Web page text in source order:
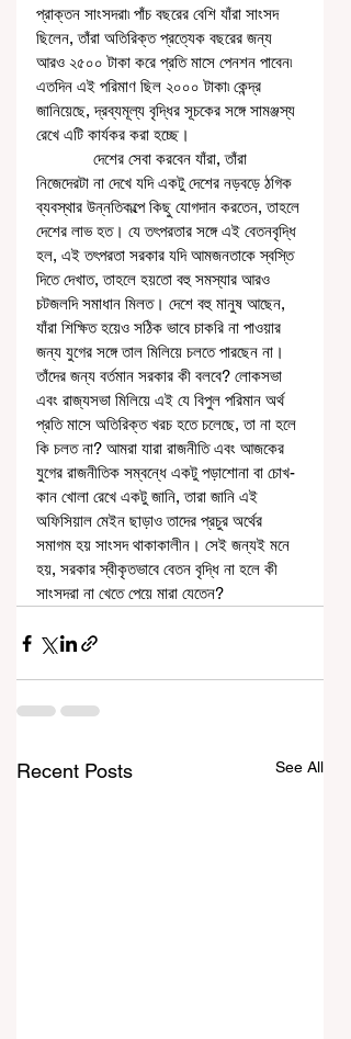
প্রাক্তন সাংসদরা৷ পাঁচ বছরের বেশি যাঁরা সাংসদ
ছিলেন, তাঁরা অতিরিক্ত প্রত্যেক বছরের জন্য
আরও ২৫০০ টাকা করে প্রতি মাসে পেনশন পাবেন৷
এতদিন এই পরিমাণ ছিল ২০০০ টাকা৷ কেন্দ্র
জানিয়েছে, দ্রব্যমূল্য বৃদ্ধির সূচকের সঙ্গে সামঞ্জস্য
রেখে এটি কার্যকর করা হচ্ছে।
নিজেদেরটা না দেখে যদি একটু দেশের নড়বড়ে ঠগিক
ব্যবস্থার উন্নতিকল্পে কিছু যোগদান করতেন, তাহলে
দেশের লাভ হত। যে তৎপরতার সঙ্গে এই বেতনবৃদ্ধি
হল, এই তৎপরতা সরকার যদি আমজনতাকে স্বস্তি
দিতে দেখাত, তাহলে হয়তো বহু সমস্যার আরও
চটজলদি সমাধান মিলত। দেশে বহু মানুষ আছেন,
যাঁরা শিক্ষিত হয়েও সঠিক ভাবে চাকরি না পাওয়ার
জন্য যুগের সঙ্গে তাল মিলিয়ে চলতে পারছেন না।
তাঁদের জন্য বর্তমান সরকার কী বলবে? লোকসভা
এবং রাজ্যসভা মিলিয়ে এই যে বিপুল পরিমান অর্থ
প্রতি মাসে অতিরিক্ত খরচ হতে চলেছে, তা না হলে
কি চলত না? আমরা যারা রাজনীতি এবং আজকের
যুগের রাজনীতিক সম্বন্ধে একটু পড়াশোনা বা চোখ-
কান খোলা রেখে একটু জানি, তারা জানি এই
অফিসিয়াল মেইন ছাড়াও তাদের প্রচুর অর্থের
সমাগম হয় সাংসদ থাকাকালীন। সেই জন্যই মনে
হয়, সরকার স্বীকৃতভাবে বেতন বৃদ্ধি না হলে কী
সাংসদরা না খেতে পেয়ে মারা যেতেন?
Recent Posts See All